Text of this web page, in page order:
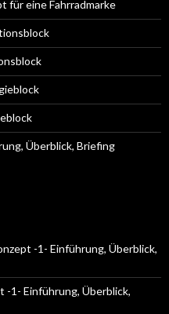
für eine Fahrradmarke
Überblick, Briefing
-1- Einführung, Überblick,
-1- Einführung, Überblick,